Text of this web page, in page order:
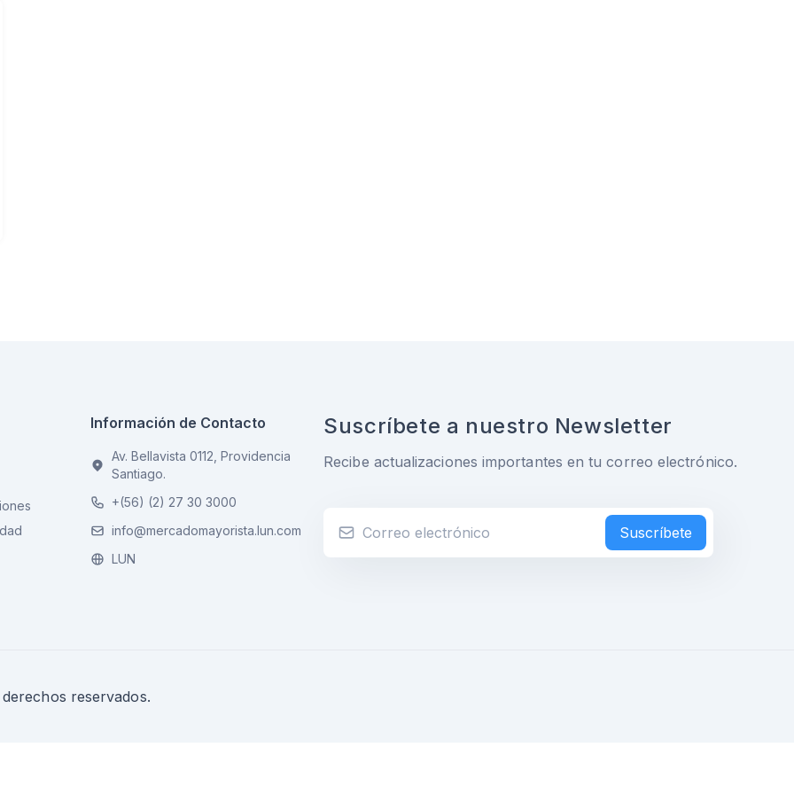
Información de Contacto
Av. Bellavista 0112, Providencia
Santiago.
+(56) (2) 27 30 3000
info@mercadomayorista.lun.com
LUN
Suscríbete a nuestro Newsletter
Recibe actualizaciones importantes en tu correo electrónico.
Suscríbete
reservados.